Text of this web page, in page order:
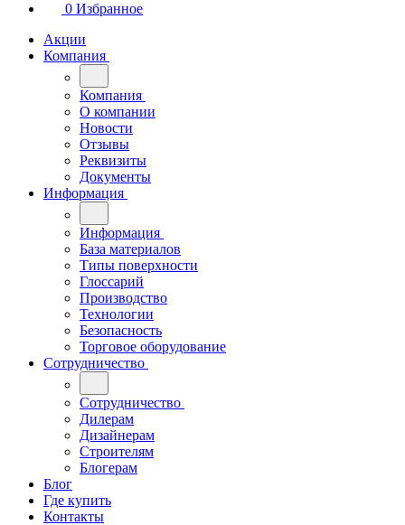
0 Избранное
Акции
Компания
Компания
О компании
Новости
Отзывы
Реквизиты
Документы
Информация
Информация
База материалов
Типы поверхности
Глоссарий
Производство
Технологии
Безопасность
Торговое оборудование
Сотрудничество
Сотрудничество
Дилерам
Дизайнерам
Строителям
Блогерам
Блог
Где купить
Контакты